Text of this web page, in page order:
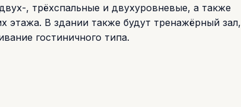
, трёхспальные и двухуровневые, а также
этажа. В здании также будут тренажёрный зал,
гостиничного типа.